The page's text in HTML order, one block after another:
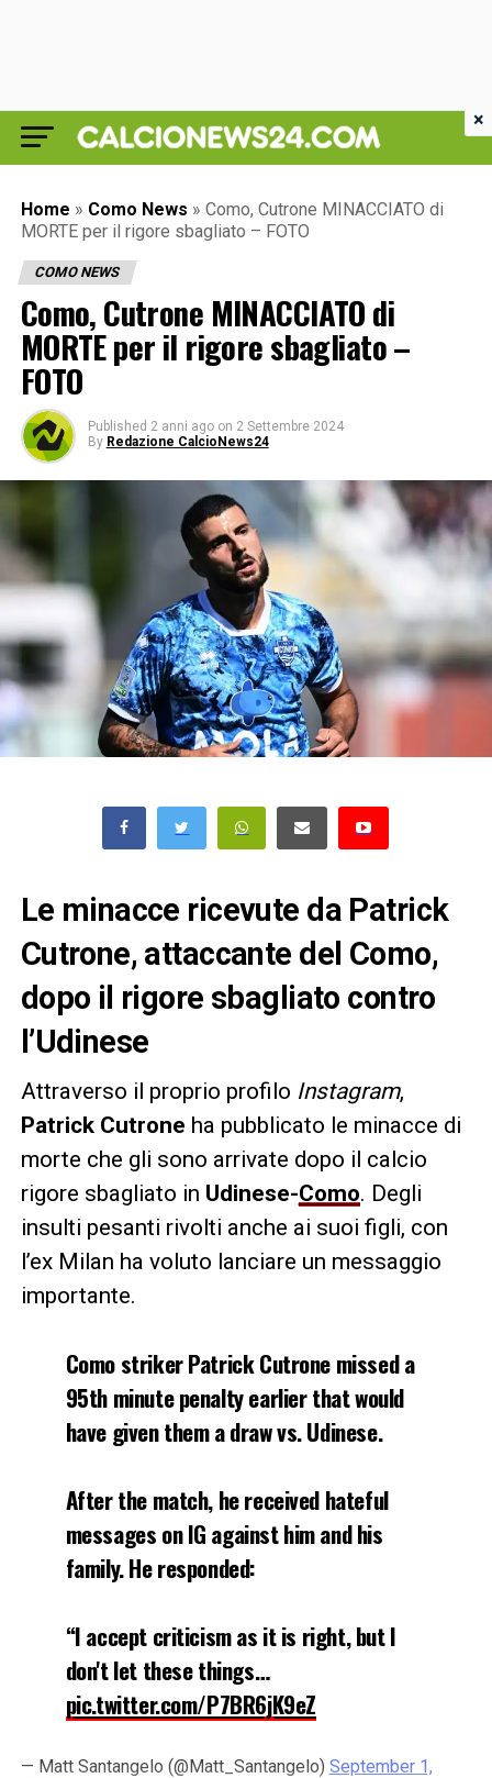
Home » Como News » Como, Cutrone MINACCIATO di
MORTE per il rigore sbagliato – FOTO
COMO NEWS
Como, Cutrone MINACCIATO di
MORTE per il rigore sbagliato –
FOTO
Published 2 anni ago on 2 Settembre 2024
By Redazione CalcioNews24
Le minacce ricevute da Patrick
Cutrone, attaccante del Como,
dopo il rigore sbagliato contro
l’Udinese
Attraverso il proprio profilo Instagram,
Patrick Cutrone ha pubblicato le minacce di
morte che gli sono arrivate dopo il calcio
rigore sbagliato in Udinese-Como. Degli
insulti pesanti rivolti anche ai suoi figli, con
l’ex Milan ha voluto lanciare un messaggio
importante.
Como striker Patrick Cutrone missed a
95th minute penalty earlier that would
have given them a draw vs. Udinese.
After the match, he received hateful
messages on IG against him and his
family. He responded:
“I accept criticism as it is right, but I
don't let these things…
pic.twitter.com/P7BR6jK9eZ
— Matt Santangelo (@Matt_Santangelo) September 1,
×